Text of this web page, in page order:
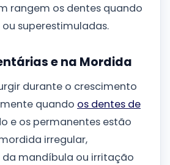
rangem os dentes quando
superestimuladas.
e na Mordida
durante o crescimento
quando os dentes de
e os permanentes estão
irregular,
mandíbula ou irritação